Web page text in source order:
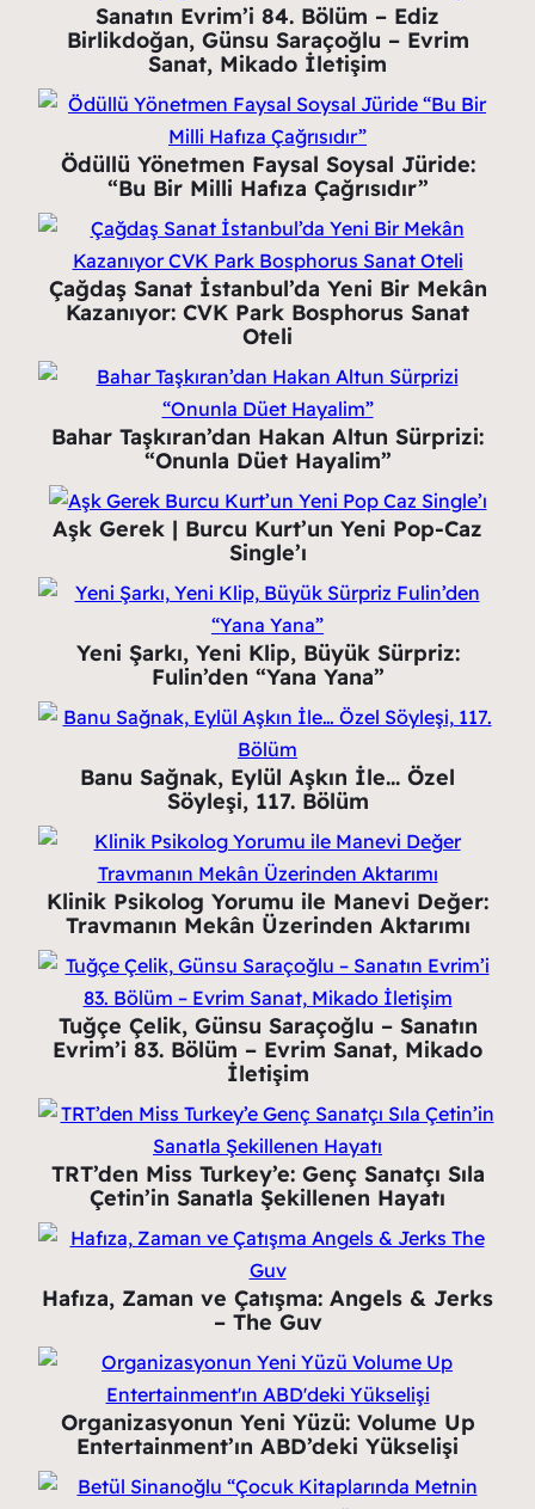
Sanatın Evrim’i 84. Bölüm – Ediz
Birlikdoğan, Günsu Saraçoğlu – Evrim
Sanat, Mikado İletişim
Ödüllü Yönetmen Faysal Soysal Jüride:
“Bu Bir Milli Hafıza Çağrısıdır”
Çağdaş Sanat İstanbul’da Yeni Bir Mekân
Kazanıyor: CVK Park Bosphorus Sanat
Oteli
Bahar Taşkıran’dan Hakan Altun Sürprizi:
“Onunla Düet Hayalim”
Aşk Gerek | Burcu Kurt’un Yeni Pop-Caz
Single’ı
Yeni Şarkı, Yeni Klip, Büyük Sürpriz:
Fulin’den “Yana Yana”
Banu Sağnak, Eylül Aşkın İle… Özel
Söyleşi, 117. Bölüm
Klinik Psikolog Yorumu ile Manevi Değer:
Travmanın Mekân Üzerinden Aktarımı
Tuğçe Çelik, Günsu Saraçoğlu – Sanatın
Evrim’i 83. Bölüm – Evrim Sanat, Mikado
İletişim
TRT’den Miss Turkey’e: Genç Sanatçı Sıla
Çetin’in Sanatla Şekillenen Hayatı
Hafıza, Zaman ve Çatışma: Angels & Jerks
– The Guv
Organizasyonun Yeni Yüzü: Volume Up
Entertainment’ın ABD’deki Yükselişi